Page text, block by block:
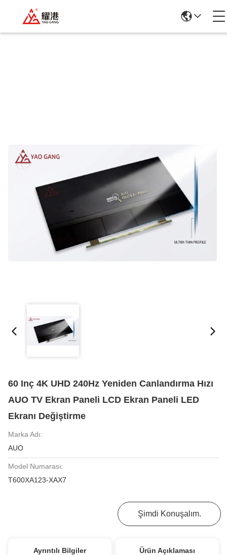
60 Inç 4K UHD 240Hz Yeniden Canlandırma Hızı
AUO TV Ekran Paneli LCD Ekran Paneli LED
Ekranı Değiştirme
Marka Adı:
AUO
Model Numarası:
T600XA123-XAX7
Şimdi Konuşalım.
Ayrıntılı Bilgiler Ürün Açıklaması